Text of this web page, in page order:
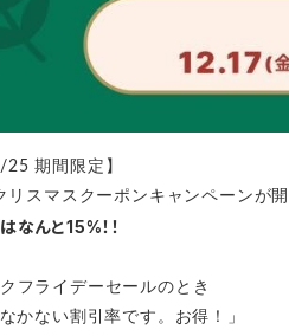
期間限定】
リスマスクーポンキャンペーンが開
なんと15%！！
フライデーセールのとき
かない割引率です。お得！」